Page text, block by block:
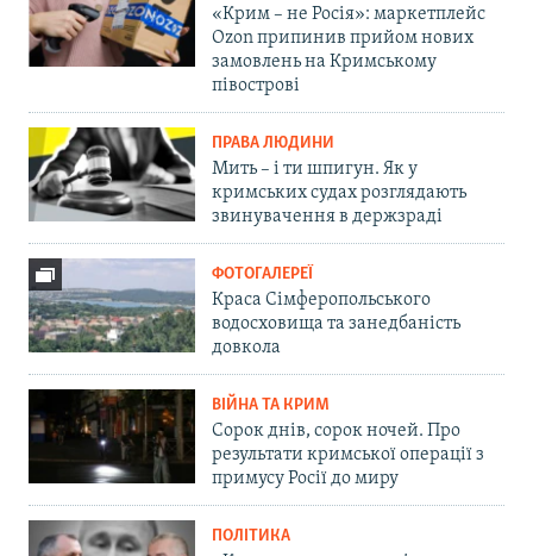
«Крим – не Росія»: маркетплейс
Ozon припинив прийом нових
замовлень на Кримському
півострові
ПРАВА ЛЮДИНИ
Мить – і ти шпигун. Як у
кримських судах розглядають
звинувачення в держзраді
ФОТОГАЛЕРЕЇ
Краса Сімферопольського
водосховища та занедбаність
довкола
ВІЙНА ТА КРИМ
Сорок днів, сорок ночей. Про
результати кримської операції з
примусу Росії до миру
ПОЛІТИКА